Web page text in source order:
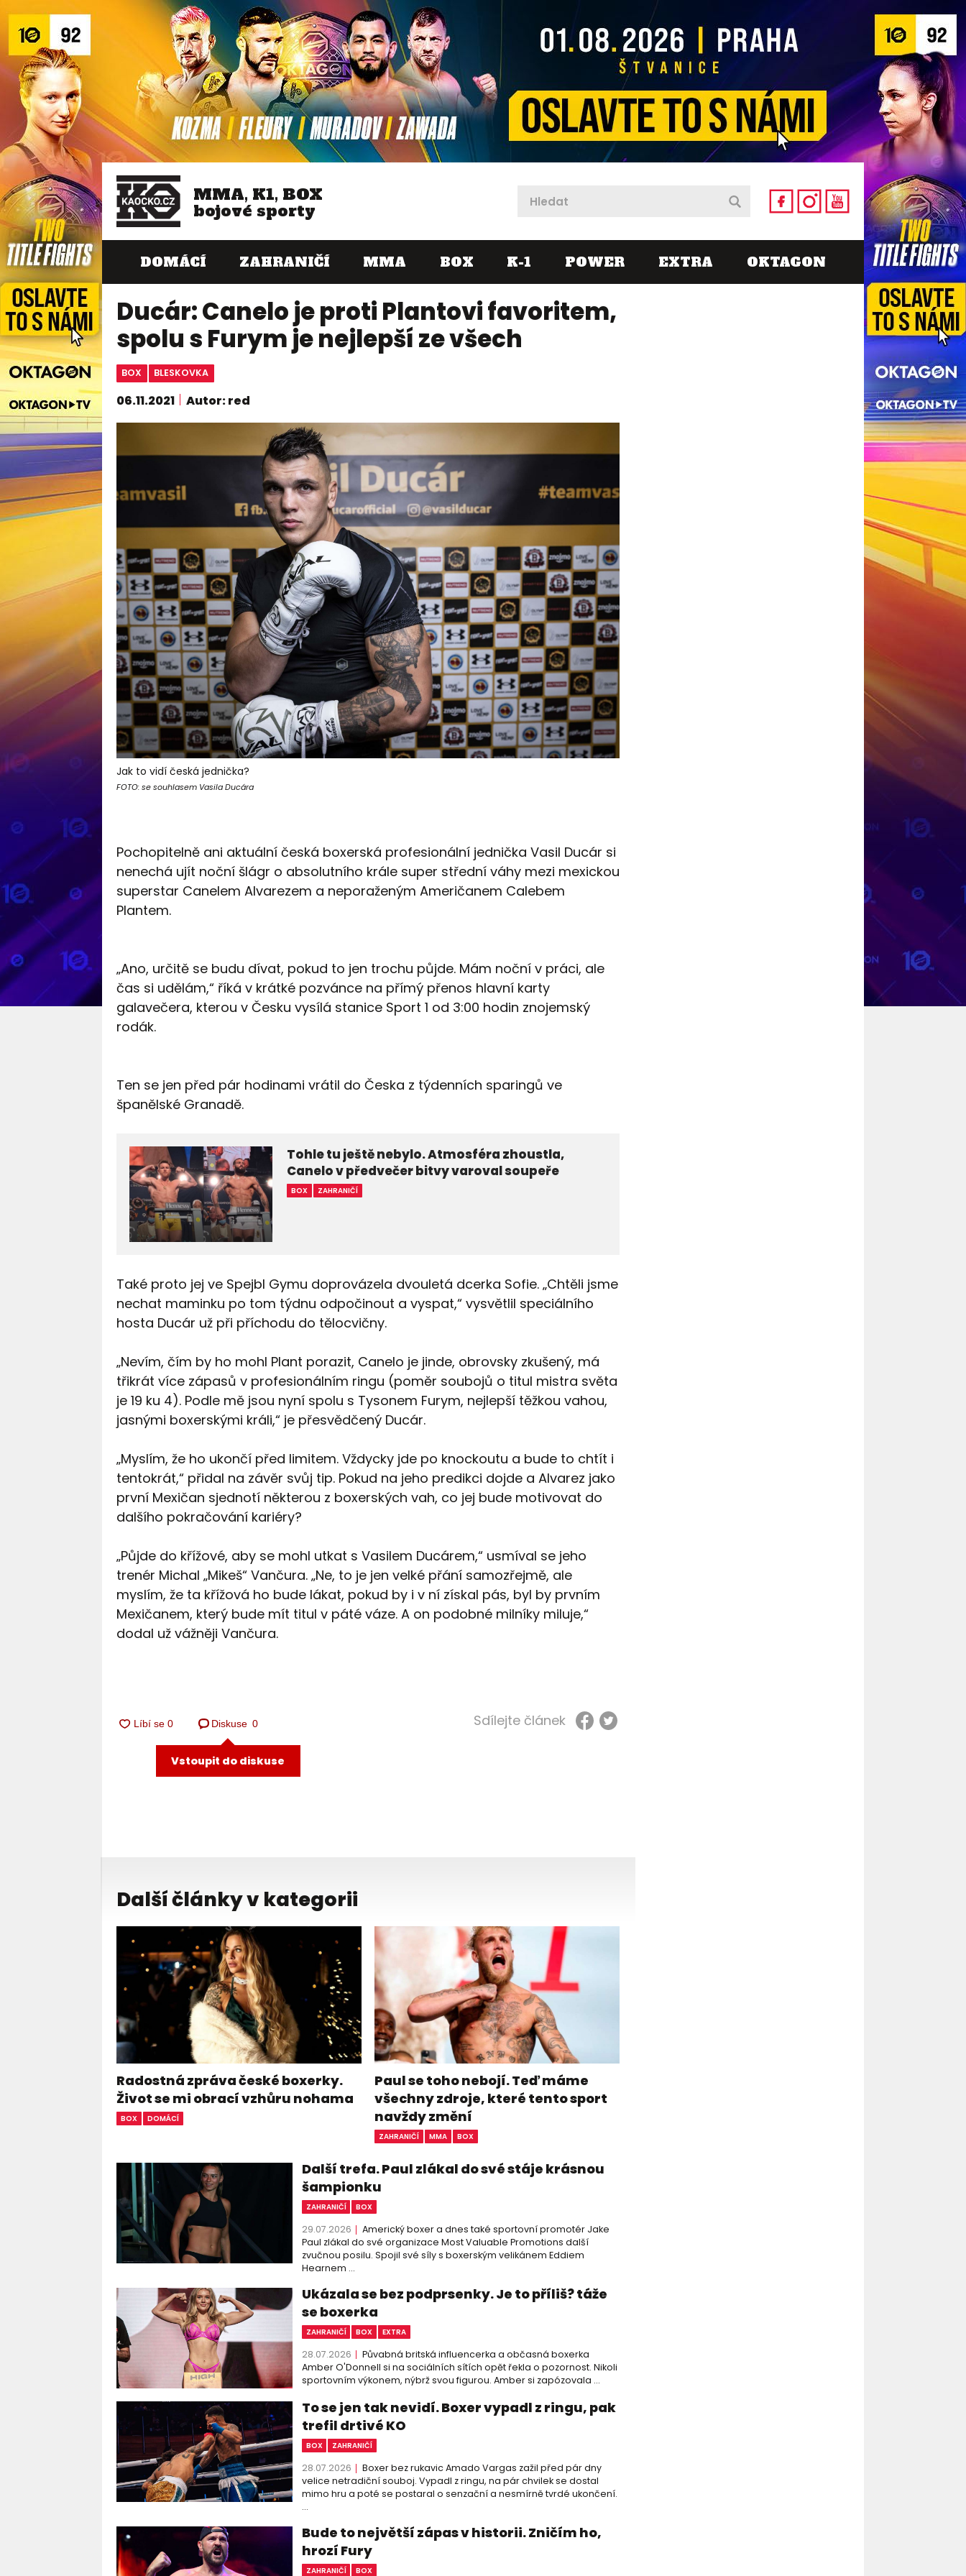
MMA, K1, BOX
bojové sporty
DOMÁCÍ ZAHRANIČÍ MMA BOX K-1 POWER EXTRA OKTAGON
Ducár: Canelo je proti Plantovi favoritem,
spolu s Furym je nejlepší ze všech
BOX BLESKOVKA
06.11.2021 Autor: red
Jak to vidí česká jednička?
FOTO: se souhlasem Vasila Ducára
Pochopitelně ani aktuální česká boxerská profesionální jednička Vasil Ducár si
nenechá ujít noční šlágr o absolutního krále super střední váhy mezi mexickou
superstar Canelem Alvarezem a neporaženým Američanem Calebem
Plantem.
„Ano, určitě se budu dívat, pokud to jen trochu půjde. Mám noční v práci, ale
čas si udělám,“ říká v krátké pozvánce na přímý přenos hlavní karty
galavečera, kterou v Česku vysílá stanice Sport 1 od 3:00 hodin znojemský
rodák.
Ten se jen před pár hodinami vrátil do Česka z týdenních sparingů ve
španělské Granadě.
Tohle tu ještě nebylo. Atmosféra zhoustla,
Canelo v předvečer bitvy varoval soupeře
BOX ZAHRANIČÍ
Také proto jej ve Spejbl Gymu doprovázela dvouletá dcerka Sofie. „Chtěli jsme
nechat maminku po tom týdnu odpočinout a vyspat,“ vysvětlil speciálního
hosta Ducár už při příchodu do tělocvičny.
„Nevím, čím by ho mohl Plant porazit, Canelo je jinde, obrovsky zkušený, má
třikrát více zápasů v profesionálním ringu (poměr soubojů o titul mistra světa
je 19 ku 4). Podle mě jsou nyní spolu s Tysonem Furym, nejlepší těžkou vahou,
jasnými boxerskými králi,“ je přesvědčený Ducár.
„Myslím, že ho ukončí před limitem. Vždycky jde po knockoutu a bude to chtít i
tentokrát,“ přidal na závěr svůj tip. Pokud na jeho predikci dojde a Alvarez jako
první Mexičan sjednotí některou z boxerských vah, co jej bude motivovat do
dalšího pokračování kariéry?
„Půjde do křížové, aby se mohl utkat s Vasilem Ducárem,“ usmíval se jeho
trenér Michal „Mikeš“ Vančura. „Ne, to je jen velké přání samozřejmě, ale
myslím, že ta křížová ho bude lákat, pokud by i v ní získal pás, byl by prvním
Mexičanem, který bude mít titul v páté váze. A on podobné milníky miluje,“
dodal už vážněji Vančura.
Diskuse 0
Vstoupit do diskuse
Sdílejte článek
Další články v kategorii
Radostná zpráva české boxerky.
Život se mi obrací vzhůru nohama
BOX DOMÁCÍ
Paul se toho nebojí. Teď máme
všechny zdroje, které tento sport
navždy změní
ZAHRANIČÍ MMA BOX
Další trefa. Paul zlákal do své stáje krásnou
šampionku
ZAHRANIČÍ BOX
29.07.2026
Americký boxer a dnes také sportovní promotér Jake
Paul zlákal do své organizace Most Valuable Promotions další
zvučnou posilu. Spojil své síly s boxerským velikánem Eddiem
Hearnem ...
Ukázala se bez podprsenky. Je to příliš? táže
se boxerka
ZAHRANIČÍ BOX EXTRA
28.07.2026
Půvabná britská influencerka a občasná boxerka
Amber O'Donnell si na sociálních sítích opět řekla o pozornost. Nikoli
sportovním výkonem, nýbrž svou figurou. Amber si zapózovala ...
To se jen tak nevidí. Boxer vypadl z ringu, pak
trefil drtivé KO
BOX ZAHRANIČÍ
28.07.2026
Boxer bez rukavic Amado Vargas zažil před pár dny
velice netradiční souboj. Vypadl z ringu, na pár chvilek se dostal
mimo hru a poté se postaral o senzační a nesmírně tvrdé ukončení.
...
Bude to největší zápas v historii. Zničím ho,
hrozí Fury
ZAHRANIČÍ BOX